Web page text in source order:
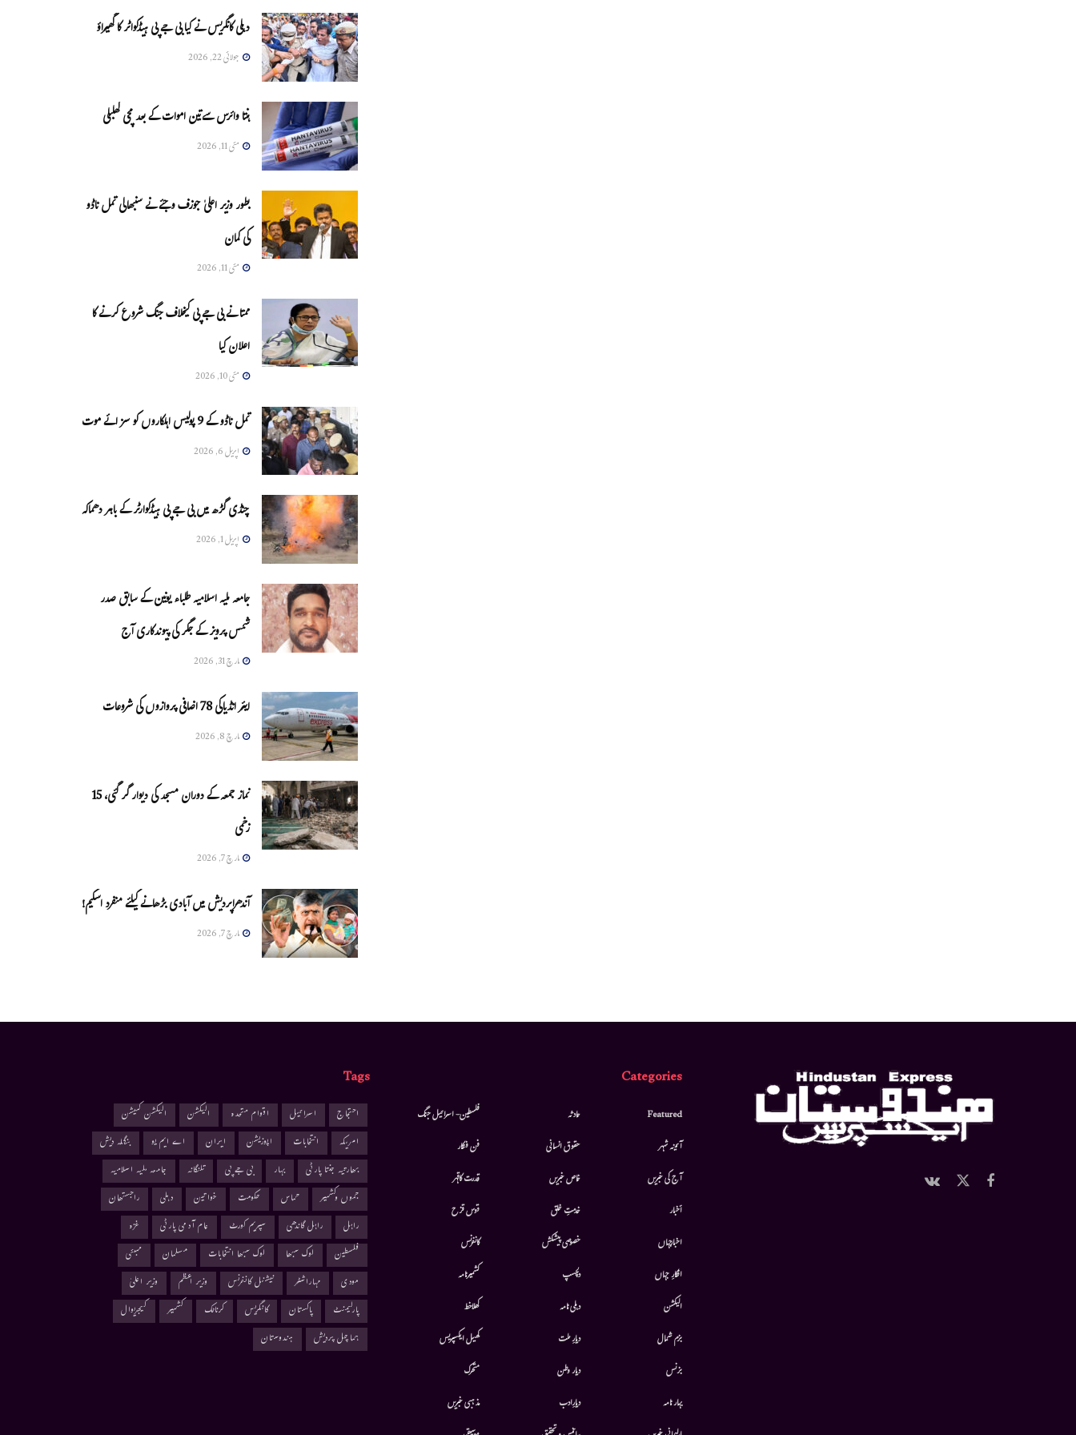
دہلی کانگریس نے کیا بی جے پی ہیڈکواٹر کا گھیراؤ
جولائی 22, 2026
ہنتا وائرس سےتین اموات کے بعد مچی کھلبلی
مئی 11, 2026
بطور وزیر اعلیٰ جوزف وجئے نے سنبھالی تمل ناڈو
کی کمان
مئی 11, 2026
ممتا نے بی جے پی کیخلاف جنگ شروع کرنے کا
اعلان کیا
مئی 10, 2026
تمل ناڈو کے 9 پولیس اہلکاروں کو سزائے موت
اپریل 6, 2026
چنڈی گڑھ میں بی جے پی ہیڈکوارٹر کے باہر دھماکہ
اپریل 1, 2026
جامعہ ملیہ اسلامیہ طلباء یونین کے سابق صدر
شمس پرویز کے جگر کی پیوندکاری آج
مارچ 31, 2026
ایئر انڈیاکی 78 اضافی پروازوں کی شروعات
مارچ 8, 2026
نماز جمعہ کے دوران مسجد کی دیوار گر گئی، 15
زخمی
مارچ 7, 2026
آندھراپردیش میں آبادی بڑھانے کیلئے منفرد اسکیم!
مارچ 7, 2026
Categories
Featured
آئینہ شہر
آج کی خبریں
أخبار
اخبارجہاں
افکارِ جہاں
الیکشن
بزم شمال
بزنس
بہار نامہ
حادثہ
حقوق انسانی
خاص خبریں
خدمتِ خلق
خصوصی پیشکش
دلچسپ
دہلی نامہ
دیارِ ملت
دیار وطن
دیارِادب
فلسطین- اسرائیل جنگ
فن فنکار
قدرت کاقہر
قوس قزح
کانفرنس
کشمیرنامہ
کھلاخط
کھیل ایکسپریس
متحرك
مذہبی خبریں
Tags
احتجاج اسرائیل اقوام متحدہ الیکشن
الیکشن کمیشن
امریکہ
انتخابات اپوزیشن ایران اے ایم یو
بنگلہ دیش
بھارتیہ جنتا پارٹی
بہار بی جے پی تلنگانہ
جامعہ ملیہ اسلامیہ
جموں وکشمیر
حماس حکومت خواتین دہلی
راجستھان
راہل
راہل گاندھی سپریم کورٹ عام آدمی پارٹی
غزہ
فلسطین
لوک سبھا لوک سبھا انتخابات مسلمان
ممبئی
مودی
مہاراشٹر نیشنل کانفرنس وزیر اعظم
وزیر اعلیٰ
پارلیمنٹ
پاکستان کانگریس کرناٹک کشمیر
کیجریوال
ہماچل پردیش
ہندوستان